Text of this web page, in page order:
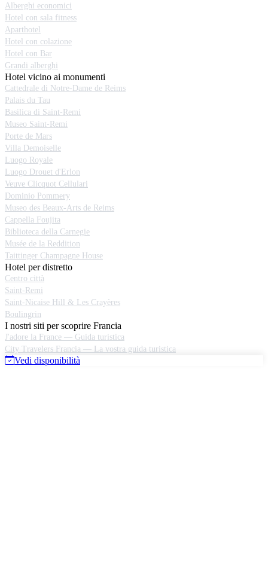
Alberghi economici
Hotel con sala fitness
Aparthotel
Hotel con colazione
Hotel con Bar
Grandi alberghi
Hotel vicino ai monumenti
Cattedrale di Notre-Dame de Reims
Palais du Tau
Basilica di Saint-Remi
Museo Saint-Remi
Porte de Mars
Villa Demoiselle
Luogo Royale
Luogo Drouet d'Erlon
Veuve Clicquot Cellulari
Dominio Pommery
Museo des Beaux-Arts de Reims
Cappella Foujita
Biblioteca della Carnegie
Musée de la Reddition
Taittinger Champagne House
Hotel per distretto
Centro città
Saint-Remi
Saint-Nicaise Hill & Les Crayères
Boulingrin
I nostri siti per scoprire Francia
J'adore la France — Guida turistica
City Travelers Francia — La vostra guida turistica
Vedi disponibilità